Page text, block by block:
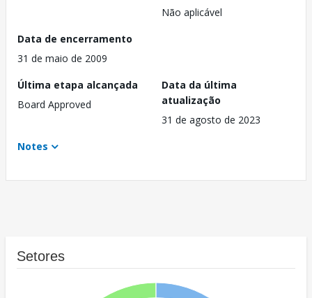
Não aplicável
Data de encerramento
31 de maio de 2009
Última etapa alcançada
Board Approved
Data da última
atualização
31 de agosto de 2023
Notes
Setores